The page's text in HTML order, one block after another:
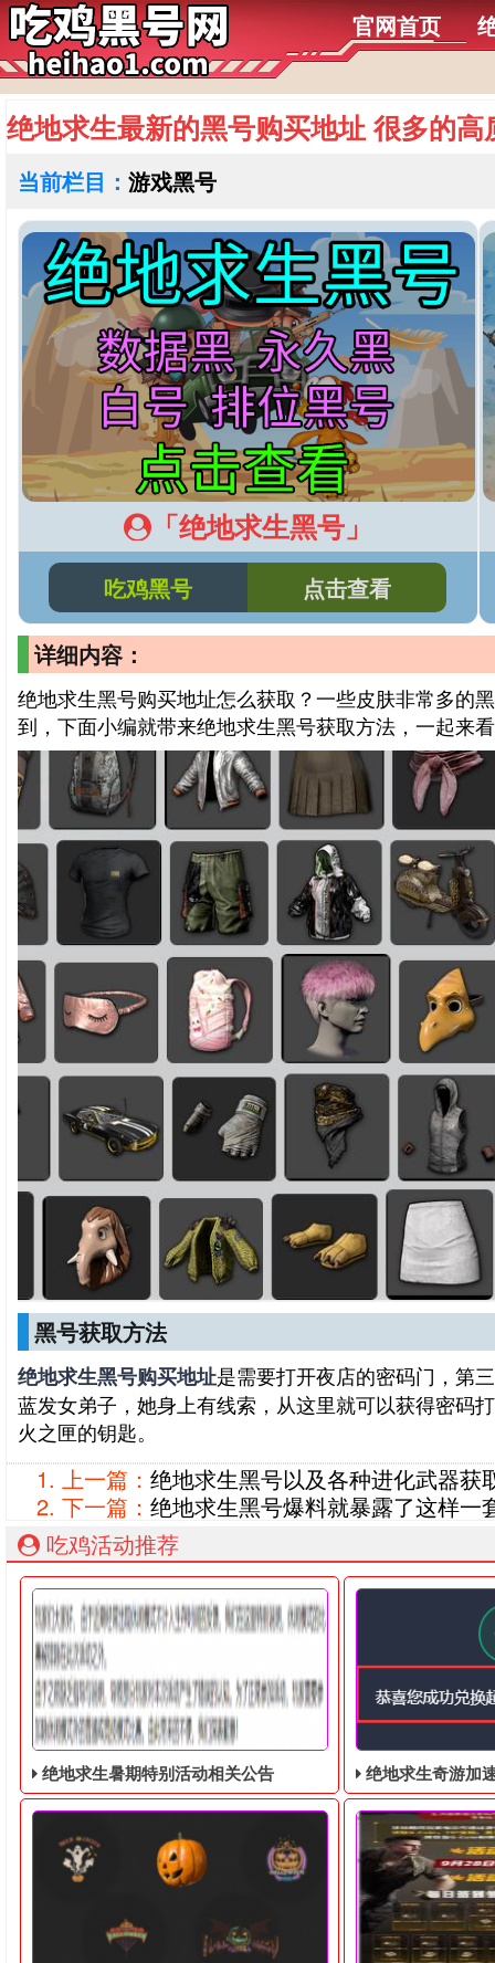
官网首页
绝地求生最新的黑号购买地址 很多的高
当前栏目： 游戏黑号
「绝地求生黑号」
吃鸡黑号 点击查看
详细内容：
绝地求生黑号购买地址怎么获取？一些皮肤非常多的
到，下面小编就带来绝地求生黑号获取方法，一起来
黑号获取方法
绝地求生黑号购买地址是需要打开夜店的密码门，第
蓝发女弟子，她身上有线索，从这里就可以获得密码
火之匣的钥匙。
上一篇： 绝地求生黑号以及各种进化武器获
下一篇： 绝地求生黑号爆料就暴露了这样一
吃鸡活动推荐
绝地求生暑期特别活动相关公告 绝地求生奇游加速器免